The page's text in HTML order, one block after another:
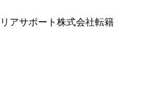
アサポート株式会社転籍